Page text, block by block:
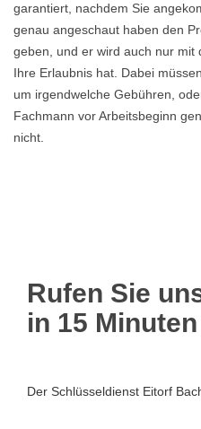
garantiert, nachdem Sie
genau angeschaut haben den
geben, und er wird auch nur mit
Ihre Erlaubnis hat. Dabei
um irgendwelche Gebühren,
Fachmann vor Arbeitsbeginn
nicht.
Rufen Sie
in 15
Der Schlüsseldienst Eitorf